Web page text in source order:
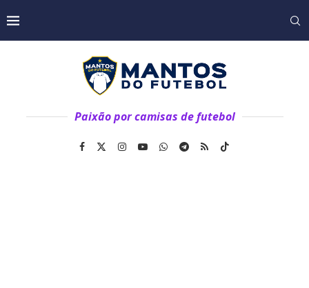
Paixão por camisas de futebol